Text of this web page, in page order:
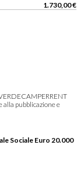
1.730,00 €
alla pubblicazione e
Sociale Euro 20.000